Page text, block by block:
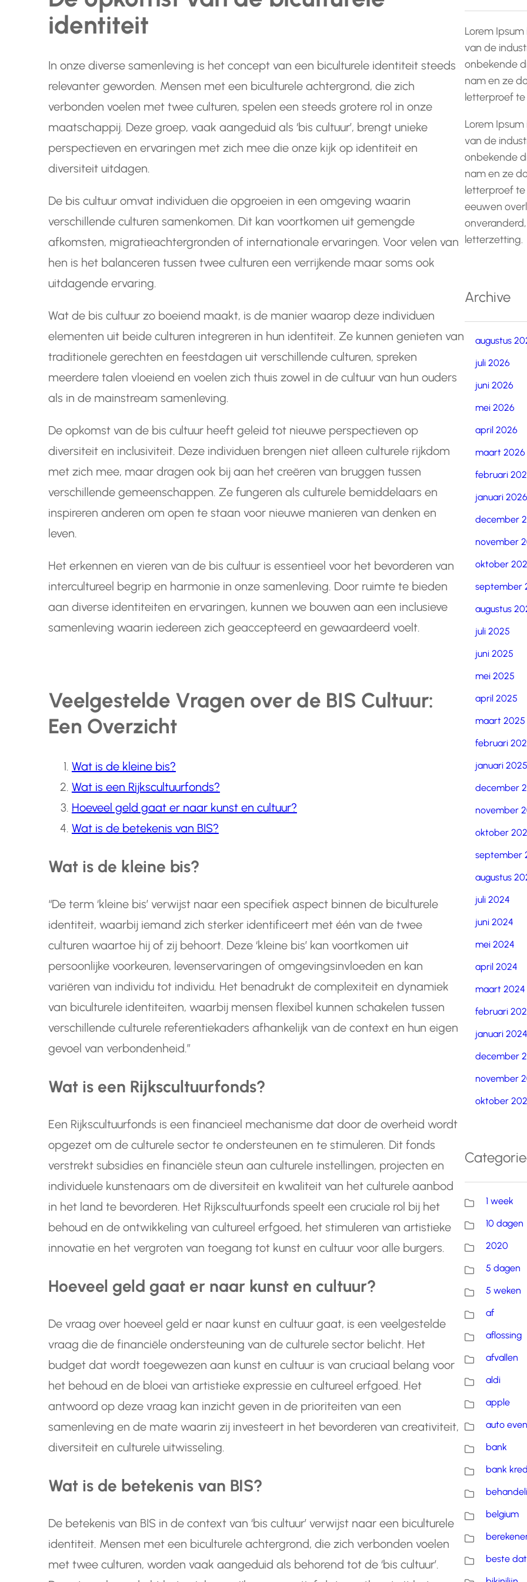
identiteit
In onze diverse samenleving is het concept van een biculturele identiteit steeds
relevanter geworden. Mensen met een biculturele achtergrond, die zich
verbonden voelen met twee culturen, spelen een steeds grotere rol in onze
maatschappij. Deze groep, vaak aangeduid als ‘bis cultuur’, brengt unieke
perspectieven en ervaringen met zich mee die onze kijk op identiteit en
diversiteit uitdagen.
De bis cultuur omvat individuen die opgroeien in een omgeving waarin
verschillende culturen samenkomen. Dit kan voortkomen uit gemengde
afkomsten, migratieachtergronden of internationale ervaringen. Voor velen van
hen is het balanceren tussen twee culturen een verrijkende maar soms ook
uitdagende ervaring.
Wat de bis cultuur zo boeiend maakt, is de manier waarop deze individuen
elementen uit beide culturen integreren in hun identiteit. Ze kunnen genieten van
traditionele gerechten en feestdagen uit verschillende culturen, spreken
meerdere talen vloeiend en voelen zich thuis zowel in de cultuur van hun ouders
als in de mainstream samenleving.
De opkomst van de bis cultuur heeft geleid tot nieuwe perspectieven op
diversiteit en inclusiviteit. Deze individuen brengen niet alleen culturele rijkdom
met zich mee, maar dragen ook bij aan het creëren van bruggen tussen
verschillende gemeenschappen. Ze fungeren als culturele bemiddelaars en
inspireren anderen om open te staan voor nieuwe manieren van denken en
leven.
Het erkennen en vieren van de bis cultuur is essentieel voor het bevorderen van
intercultureel begrip en harmonie in onze samenleving. Door ruimte te bieden
aan diverse identiteiten en ervaringen, kunnen we bouwen aan een inclusieve
samenleving waarin iedereen zich geaccepteerd en gewaardeerd voelt.
Veelgestelde Vragen over de BIS Cultuur:
Een Overzicht
Wat is de kleine bis?
Wat is een Rijkscultuurfonds?
Hoeveel geld gaat er naar kunst en cultuur?
Wat is de betekenis van BIS?
Wat is de kleine bis?
“De term ‘kleine bis’ verwijst naar een specifiek aspect binnen de biculturele
identiteit, waarbij iemand zich sterker identificeert met één van de twee
culturen waartoe hij of zij behoort. Deze ‘kleine bis’ kan voortkomen uit
persoonlijke voorkeuren, levenservaringen of omgevingsinvloeden en kan
variëren van individu tot individu. Het benadrukt de complexiteit en dynamiek
van biculturele identiteiten, waarbij mensen flexibel kunnen schakelen tussen
verschillende culturele referentiekaders afhankelijk van de context en hun eigen
gevoel van verbondenheid.”
Wat is een Rijkscultuurfonds?
Een Rijkscultuurfonds is een financieel mechanisme dat door de overheid wordt
opgezet om de culturele sector te ondersteunen en te stimuleren. Dit fonds
verstrekt subsidies en financiële steun aan culturele instellingen, projecten en
individuele kunstenaars om de diversiteit en kwaliteit van het culturele aanbod
in het land te bevorderen. Het Rijkscultuurfonds speelt een cruciale rol bij het
behoud en de ontwikkeling van cultureel erfgoed, het stimuleren van artistieke
innovatie en het vergroten van toegang tot kunst en cultuur voor alle burgers.
Hoeveel geld gaat er naar kunst en cultuur?
De vraag over hoeveel geld er naar kunst en cultuur gaat, is een veelgestelde
vraag die de financiële ondersteuning van de culturele sector belicht. Het
budget dat wordt toegewezen aan kunst en cultuur is van cruciaal belang voor
het behoud en de bloei van artistieke expressie en cultureel erfgoed. Het
antwoord op deze vraag kan inzicht geven in de prioriteiten van een
samenleving en de mate waarin zij investeert in het bevorderen van creativiteit,
diversiteit en culturele uitwisseling.
Wat is de betekenis van BIS?
De betekenis van BIS in de context van ‘bis cultuur’ verwijst naar een biculturele
identiteit. Mensen met een biculturele achtergrond, die zich verbonden voelen
met twee culturen, worden vaak aangeduid als behorend tot de ‘bis cultuur’.
Lorem
van de
onbekende
nam en ze
letterproef te
Lorem
van de
onbekende
nam en ze
letterproef te
eeuwen
letterzetting.
Archive
augustus
juli 2026
juni 2026
mei 2026
april 2026
maart 2026
februari
januari 2026
december
november
oktober
september
augustus
juli 2025
juni 2025
mei 2025
april 2025
maart 2025
februari
januari 2025
december
november
oktober
september
augustus
juli 2024
juni 2024
mei 2024
april 2024
maart 2024
februari
januari 2024
december
november
oktober
1 week
10 dagen
2020
5 dagen
5 weken
af
aflossing
afvallen
aldi
apple
auto
bank
bank
belgium
beste